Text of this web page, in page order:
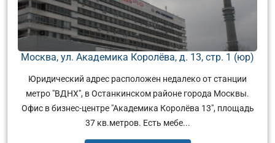
Москва, ул. Академика Королёва, д. 13, стр. 1 (юр)
Юридический адрес расположен недалеко от станции
метро "ВДНХ", в Останкинском районе города Москвы.
Офис в бизнес-центре "Академика Королёва 13", площадь
37 кв.метров. Есть мебе...